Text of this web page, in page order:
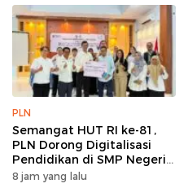
PLN
Semangat HUT RI ke-81,
PLN Dorong Digitalisasi
Pendidikan di SMP Negeri
1 Palu Lewat Program TJSL
8 jam yang lalu